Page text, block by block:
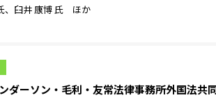
、臼井 康博 氏 ほか
ンダーソン・毛利・友常法律事務所外国法共